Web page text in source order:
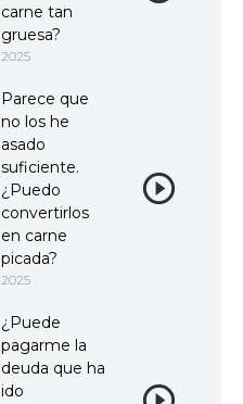
carne tan
gruesa?
2025
Parece que
no los he
asado
suficiente.
¿Puedo
convertirlos
en carne
picada?
2025
¿Puede
pagarme la
deuda que ha
ido